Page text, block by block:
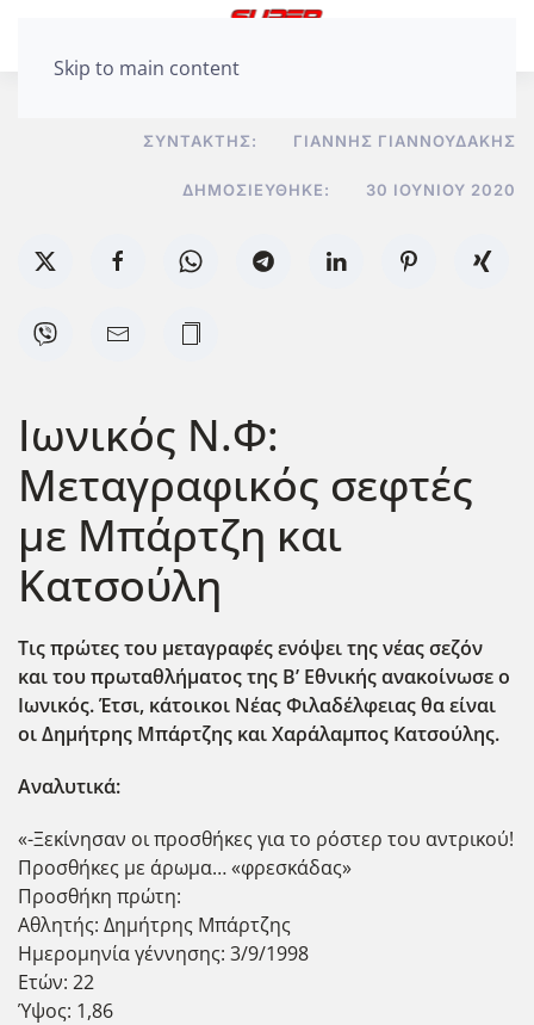
Skip to main content
ΣΥΝΤΆΚΤΗΣ: ΓΙΆΝΝΗΣ ΓΙΑΝΝΟΥΔΆΚΗΣ
ΔΗΜΟΣΙΕΎΘΗΚΕ: 30 ΙΟΥΝΊΟΥ 2020
Ιωνικός Ν.Φ:
Μεταγραφικός σεφτές
με Μπάρτζη και
Κατσούλη
Τις πρώτες του μεταγραφές ενόψει της νέας σεζόν
και του πρωταθλήματος της Β’ Εθνικής ανακοίνωσε ο
Ιωνικός. Έτσι, κάτοικοι Νέας Φιλαδέλφειας θα είναι
οι Δημήτρης Μπάρτζης και Χαράλαμπος Κατσούλης.
Αναλυτικά:
«-Ξεκίνησαν οι προσθήκες για το ρόστερ του αντρικού!
Προσθήκες με άρωμα… «φρεσκάδας»
Προσθήκη πρώτη:
Αθλητής: Δημήτρης Μπάρτζης
Ημερομηνία γέννησης: 3/9/1998
Ετών: 22
Ύψος: 1,86